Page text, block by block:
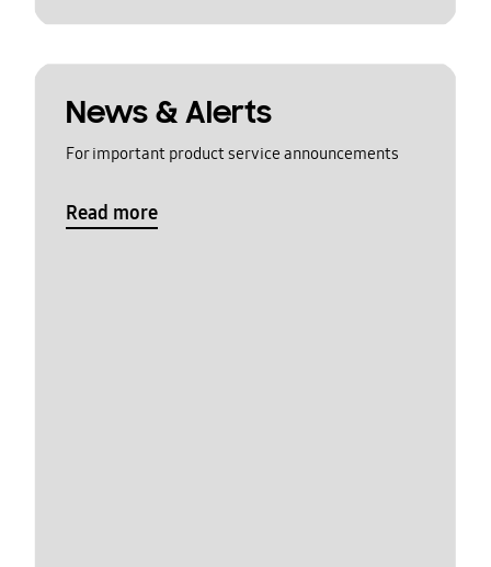
News & Alerts
For important product service announcements
Read more